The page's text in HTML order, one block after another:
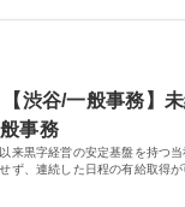
の見学ツアー事業 ※入社
社の定める業務 募集職種 【都庁グル
残業月平均9時間未満／
を経験できます。 ■様々
場内に設置された照明を
など、事業収益を生み出
渋谷/一般事務】
事務
来黒字経営の安定基盤を持つ
ず、連続した日程の有給取得が